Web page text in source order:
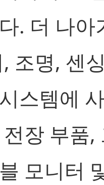
. 더 나아
조명, 센
스템에
장 부품,
모니터